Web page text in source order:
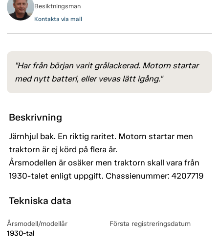
Besiktningsman
Kontakta via mail
"Har från början varit grålackerad. Motorn startar
med nytt batteri, eller vevas lätt igång."
Beskrivning
Järnhjul bak. En riktig raritet. Motorn startar men
traktorn är ej körd på flera år.
Årsmodellen är osäker men traktorn skall vara från
1930-talet enligt uppgift. Chassienummer: 4207719
Tekniska data
Årsmodell/modellår
1930-tal
Första registreringsdatum